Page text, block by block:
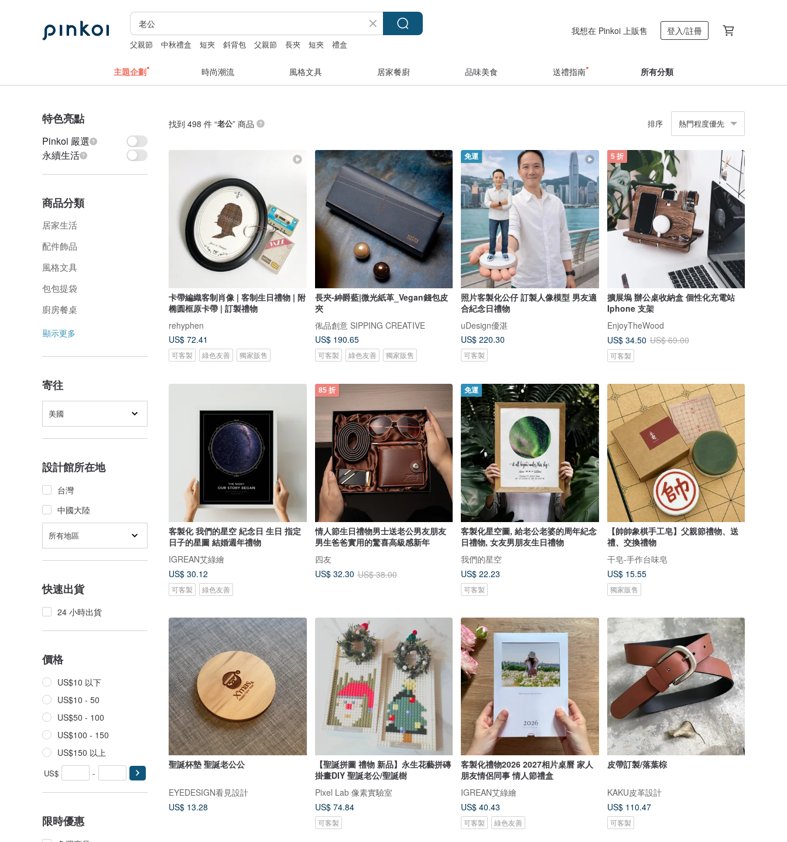
父親節 中秋禮盒 短夾 斜背包 父親節 長夾 短夾 禮盒
我想在 Pinkoi 上販售 登入/註冊
主題企劃 時尚潮流 風格文具 居家餐廚 品味美食 送禮指南 所有分類
特色亮點
Pinkoi 嚴選
永續生活
商品分類
居家生活
配件飾品
風格文具
包包提袋
廚房餐桌
顯示更多
寄往
美國
設計館所在地
台灣
中國大陸
所有地區
快速出貨
24 小時出貨
價格
US$10 以下
US$10 - 50
US$50 - 100
US$100 - 150
US$150 以上
US$ -
限時優惠
找到 498 件 “老公” 商品 排序 熱門程度優先
卡帶編織客制肖像 | 客制生日禮物 | 附
椭圆框原卡帶 | 訂製禮物
rehyphen
US$ 72.41
可客製 綠色友善 獨家販售
長夾-紳爵藍|微光紙革_Vegan錢包皮
夾
俬品創意 SIPPING CREATIVE
US$ 190.65
可客製 綠色友善 獨家販售
免運
照片客製化公仔 訂製人像模型 男友適
合紀念日禮物
uDesign優湛
US$ 220.30
可客製
5 折
擴展塢 辦公桌收納盒 個性化充電站
Iphone 支架
EnjoyTheWood
US$ 34.50 US$ 69.00
可客製
客製化 我們的星空 紀念日 生日 指定
日子的星圖 結婚週年禮物
IGREAN艾綠繪
US$ 30.12
可客製 綠色友善
85 折
情人節生日禮物男士送老公男友朋友
男生爸爸實用的驚喜高級感新年
四友
US$ 32.30 US$ 38.00
免運
客製化星空圖, 給老公老婆的周年紀念
日禮物, 女友男朋友生日禮物
我們的星空
US$ 22.23
可客製
【帥帥象棋手工皂】父親節禮物、送
禮、交換禮物
干皂-手作台味皂
US$ 15.55
獨家販售
聖誕杯墊 聖誕老公公
EYEDESIGN看見設計
US$ 13.28
【聖誕拼圖 禮物 新品】永生花藝拼磚
掛畫DIY 聖誕老公/聖誕樹
Pixel Lab 像素實驗室
US$ 74.84
可客製
客製化禮物2026 2027相片桌曆 家人
朋友情侶同事 情人節禮盒
IGREAN艾綠繪
US$ 40.43
可客製 綠色友善
皮帶訂製/落葉棕
KAKU皮革設計
US$ 110.47
可客製